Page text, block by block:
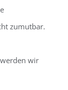
zumutbar.
wir